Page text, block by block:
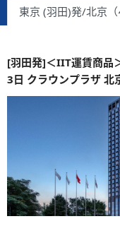
東京 (羽田)発/北京（
[羽田発]＜IIT運賃商品
3日 クラウンプラザ 北